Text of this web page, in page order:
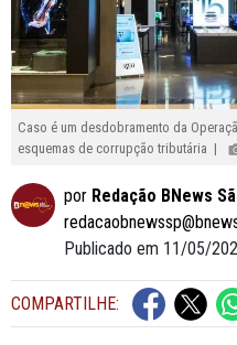
Caso é um desdobramento da
esquemas de corrupção tributária |
por Redação BNews
Publicado em 11/05/
COMPARTILHE: